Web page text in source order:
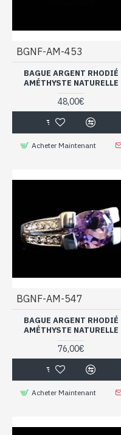
BGNF-AM-453
BAGUE ARGENT RHODIÉ
AMÉTHYSTE NATURELLE
48,00€
Acheter Maintenant
BGNF-AM-547
BAGUE ARGENT RHODIÉ
AMÉTHYSTE NATURELLE
76,00€
Acheter Maintenant